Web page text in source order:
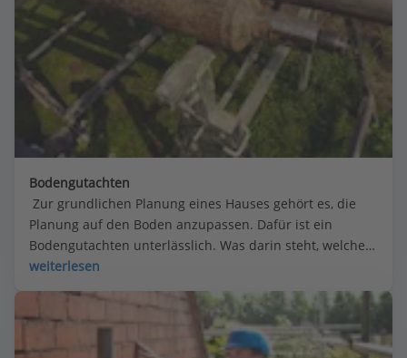
Bodengutachten
Zur grundlichen Planung eines Hauses gehört es, die
Planung auf den Boden anzupassen. Dafür ist ein
Bodengutachten unterlässlich. Was darin steht, welchen
Mehrwert es bringt, was es kostet.
weiterlesen